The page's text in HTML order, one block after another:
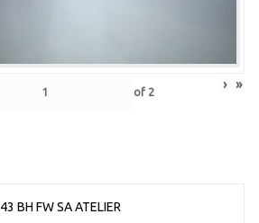
of 2 › »
43 BH FW SA ATELIER